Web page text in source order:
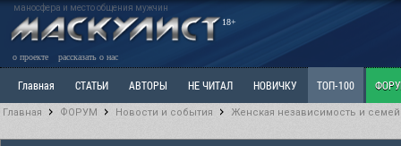
маносфера и место общения мужчин
18+
о проекте рассказать о нас
Главная СТАТЬИ АВТОРЫ НЕ ЧИТАЛ НОВИЧКУ ТОП-100
Главная ФОРУМ Новости и события Женская независимость и